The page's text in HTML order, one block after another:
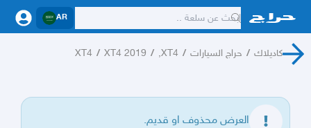
AR
كاديلاك / حراج السيارات /
XT4,
/
XT4 2019
/
XT4
العرض محذوف او قديم.